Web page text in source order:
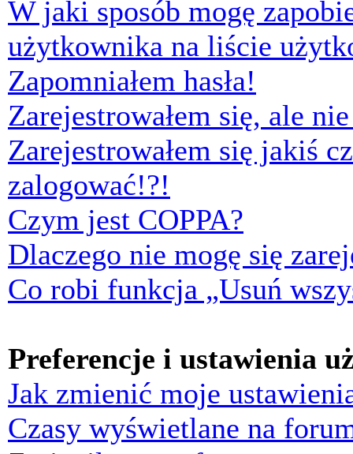
W jaki sposób mogę
użytkownika na liście
Zapomniałem hasła!
Zarejestrowałem się, ale
Zarejestrowałem się jakiś
zalogować!?!
Czym jest COPPA?
Dlaczego nie mogę się
Co robi funkcja „Usuń
Preferencje i ustawienia
Jak zmienić moje
Czasy wyświetlane na